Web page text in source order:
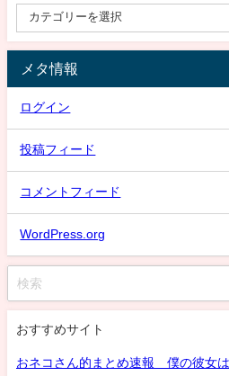
メタ情報
ログイン
投稿フィード
コメントフィード
WordPress.org
おすすめサイト
おネコさん的まとめ速報 僕の彼女